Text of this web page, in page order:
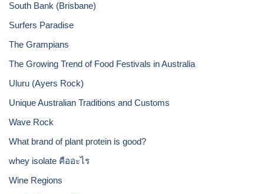
South Bank (Brisbane)
Surfers Paradise
The Grampians
The Growing Trend of Food Festivals in Australia
Uluru (Ayers Rock)
Unique Australian Traditions and Customs
Wave Rock
What brand of plant protein is good?
whey isolate คืออะไร
Wine Regions